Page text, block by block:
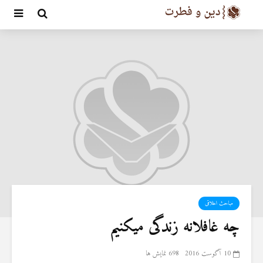
مباحث اخلاقی
چه غافلانه زندگی میکنیم
10 آگوست 2016 698 نمایش ها